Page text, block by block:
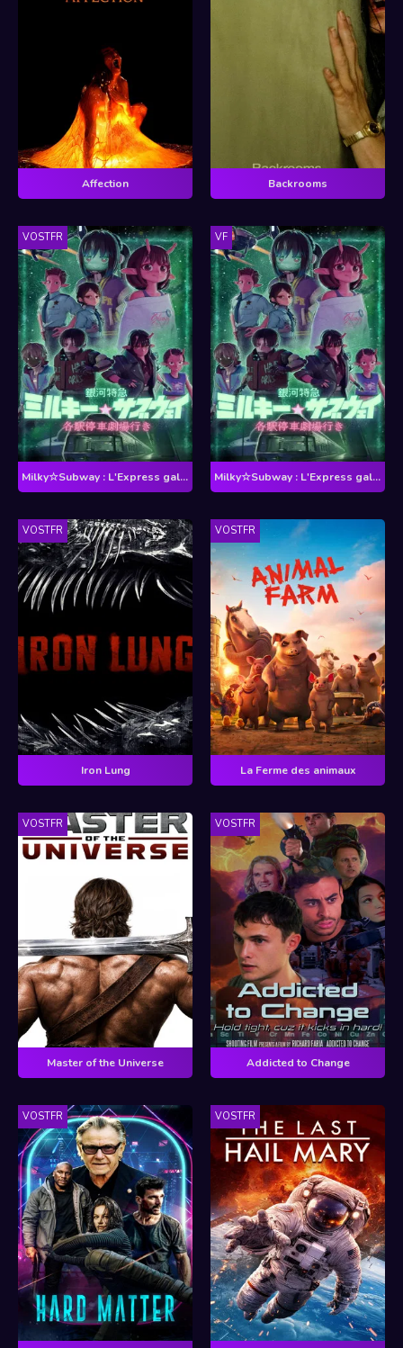
Affection Backrooms
VOSTFR
Milky☆Subway : L'Express galactique – Le film
VF
Milky☆Subway : L'Express galactique – Le film
VOSTFR
Iron Lung
VOSTFR
La Ferme des animaux
VOSTFR
Master of the Universe
VOSTFR
Addicted to Change
VOSTFR VOSTFR